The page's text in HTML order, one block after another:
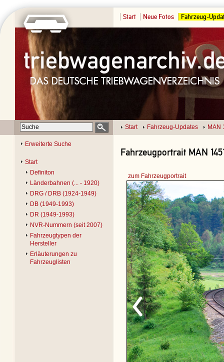
Start Neue Fotos Fahrzeug-
Start Fahrzeug-Updates MAN
Erweiterte Suche
Start
Definiton
Länderbahnen (... - 1920)
DRG / DRB (1924-1949)
DB (1949-1993)
DR (1949-1993)
NVR-Nummern (seit 2007)
Fahrzeugtypen der
Hersteller
Erläuterungen zu
Fahrzeuglisten
Fahrzeugportrait MAN
zum Fahrzeugportrait